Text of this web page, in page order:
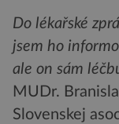
Do lékařské
jsem ho
ale on sám
MUDr.
Slovenskej